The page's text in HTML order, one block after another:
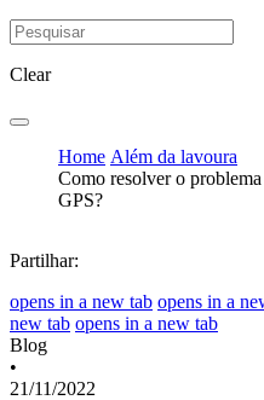
Clear
Home Além da lavoura
Como resolver o
GPS?
Partilhar:
opens in a new tab opens in a
new tab opens in a new tab
Blog
•
21/11/2022